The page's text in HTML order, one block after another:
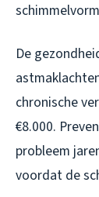
De
chronische
€8.000.
probleem
voordat de